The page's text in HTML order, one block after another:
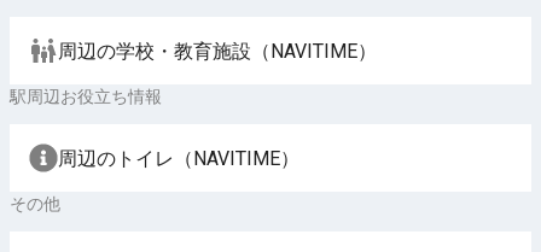
周辺の学校・教育施設（NAVITIME）
駅周辺お役立ち情報
周辺のトイレ（NAVITIME）
その他